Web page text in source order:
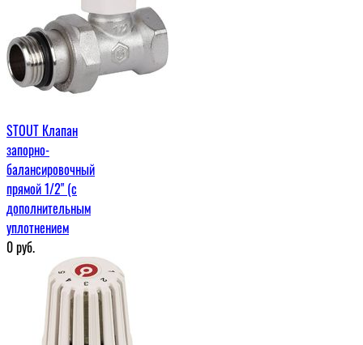
STOUT Клапан
запорно-
балансировочный
прямой 1/2" (с
дополнительным
уплотнением
0руб.